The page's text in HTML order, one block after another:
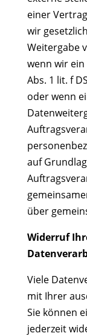
einer
wir
Weitergabe
wenn wir
Abs. 1 lit. f
oder wenn
auf
über
Widerruf
Viele
mit Ihrer
Sie können
jederzeit